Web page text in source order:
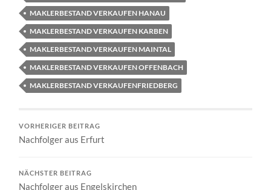
MAKLERBESTAND VERKAUFEN HANAU
MAKLERBESTAND VERKAUFEN KARBEN
MAKLERBESTAND VERKAUFEN MAINTAL
MAKLERBESTAND VERKAUFEN OFFENBACH
MAKLERBESTAND VERKAUFENFRIEDBERG
VORHERIGER BEITRAG
Nachfolger aus Erfurt
NÄCHSTER BEITRAG
Nachfolger aus Engelskirchen